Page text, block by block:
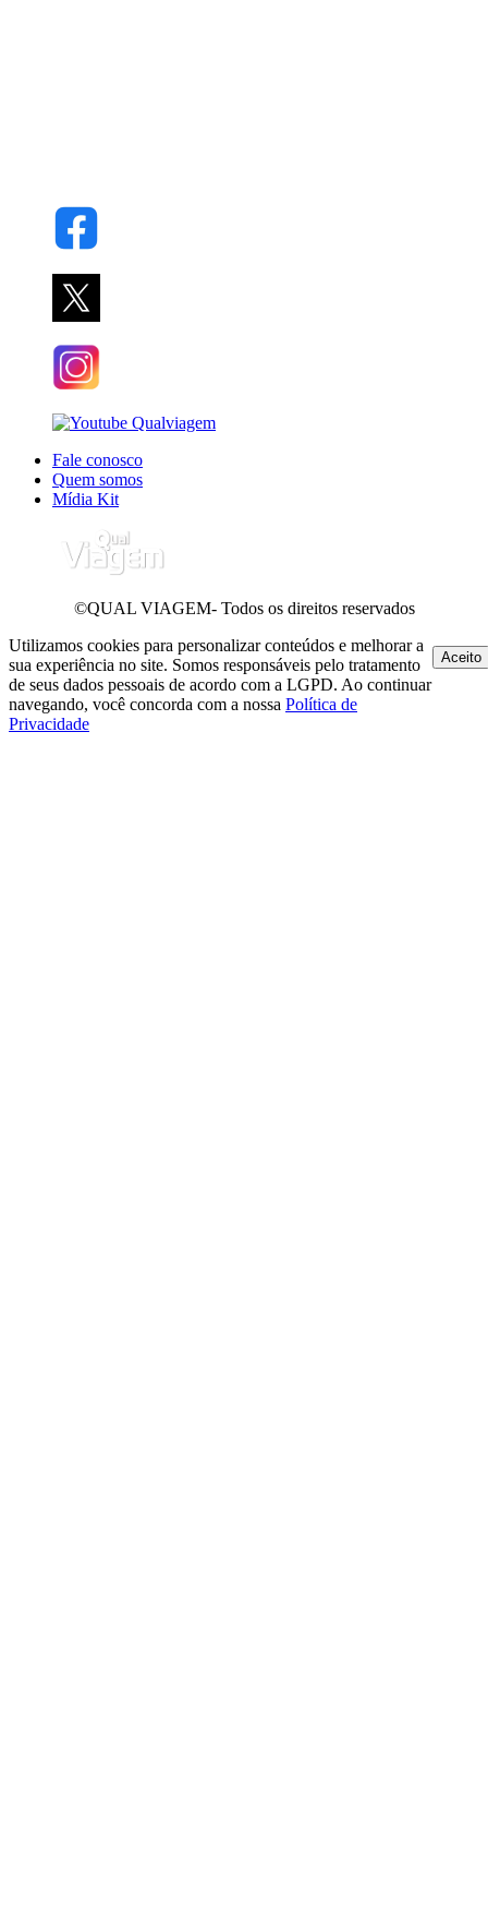
Fale conosco
Quem somos
Mídia Kit
©QUAL VIAGEM- Todos os direitos reservados
Utilizamos cookies para personalizar conteúdos e melhorar a
sua experiência no site. Somos responsáveis pelo tratamento
de seus dados pessoais de acordo com a LGPD. Ao continuar
navegando, você concorda com a nossa Política de
Privacidade
Aceito